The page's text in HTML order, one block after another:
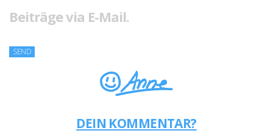
Beiträge via E-Mail.
DEIN KOMMENTAR?